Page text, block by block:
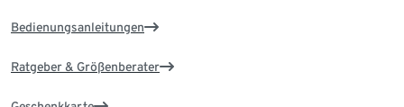
Bedienungsanleitungen
Ratgeber & Größenberater